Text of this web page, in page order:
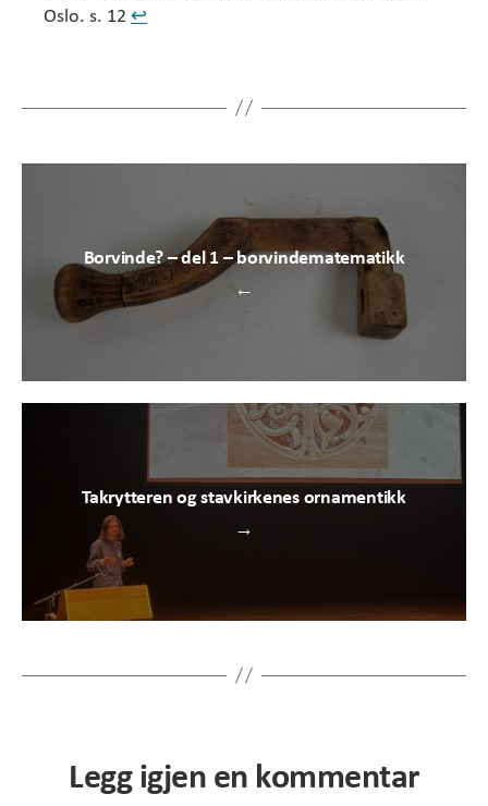
Oslo. s. 12 ↩︎
←
Borvinde? – del 1 – borvindematematikk
→
Takrytteren og stavkirkenes ornamentikk
Legg igjen en kommentar